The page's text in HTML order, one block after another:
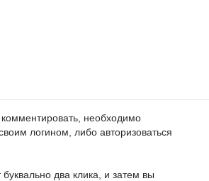
комментировать, необходимо
логином, либо авторизоваться
два клика, и затем вы